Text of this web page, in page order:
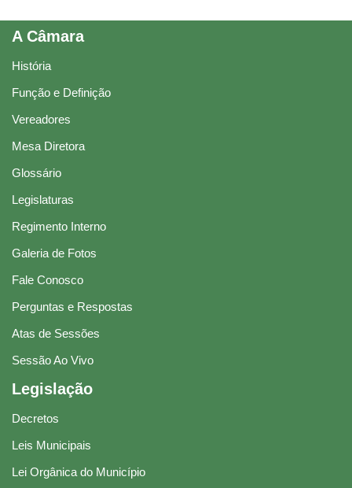
A Câmara
História
Função e Definição
Vereadores
Mesa Diretora
Glossário
Legislaturas
Regimento Interno
Galeria de Fotos
Fale Conosco
Perguntas e Respostas
Atas de Sessões
Sessão Ao Vivo
Legislação
Decretos
Leis Municipais
Lei Orgânica do Município